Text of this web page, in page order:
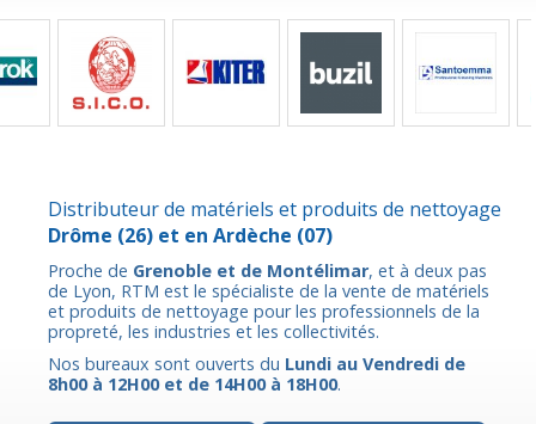
Distributeur de matériels et produits de nettoyage
Drôme (26) et en Ardèche (07)
Proche de Grenoble et de Montélimar, et à deux pas
de Lyon, RTM est le spécialiste de la vente de matériels
et produits de nettoyage pour les professionnels de la
propreté, les industries et les collectivités.
Nos bureaux sont ouverts du Lundi au Vendredi de
8h00 à 12H00 et de 14H00 à 18H00.